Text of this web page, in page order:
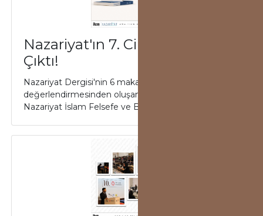
Nazariyat'ın 7. Cilt 2. Sayısı
Çıktı!
Nazariyat Dergisi'nin 6 makale ve 6 kitap
değerlendirmesinden oluşan yeni sayısı yayımlandı.
Nazariyat İslam Felsefe ve Bilim Tarihi Araştı...